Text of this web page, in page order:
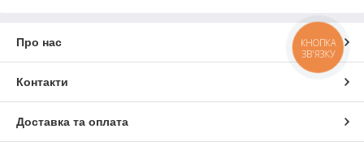
Про нас
Контакти
Доставка та оплата
КНОПКА
ЗВ'ЯЗКУ